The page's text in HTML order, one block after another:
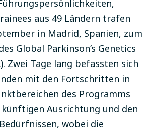
aus 49 Ländern trafen
in Madrid, Spanien, zum
Global Parkinson’s Genetics
Zwei Tage lang befassten sich
mit den Fortschritten in
des Programms
Ausrichtung und den
wobei die